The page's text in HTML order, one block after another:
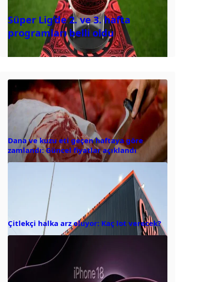
Süper Lig’de 2. ve 3. hafta
programları belli oldu
Dana ve kuzu eti geçen haftaya göre
zamlandı: Güncel fiyatlar açıklandı
Çitlekçi halka arz oluyor: Kaç lot verecek?